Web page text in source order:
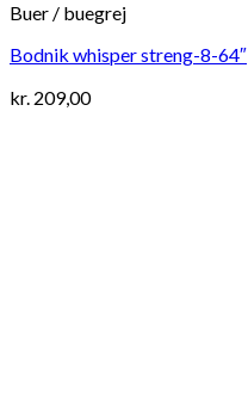
Buer / buegrej
Bodnik whisper streng-8-64″
kr. 209,00